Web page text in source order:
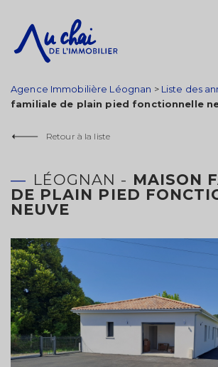
Agence Immobilière Léognan > Liste des
familiale de plain pied fonctionnelle
Retour à la liste
LÉOGNAN - MAISON
DE PLAIN PIED
NEUVE